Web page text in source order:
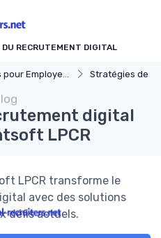
DU RECRUTEMENT DIGITAL
Employeurs Stratégies de
digital
LPCR
LPCR transforme le
avec des solutions
défis actuels.